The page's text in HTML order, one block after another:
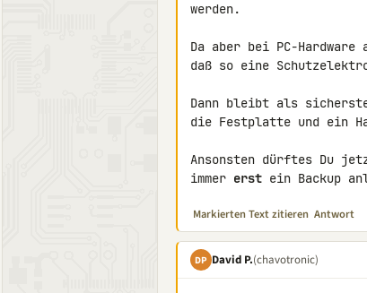
werden.
Da aber bei PC-
daß so eine
Dann bleibt als sicherste
die Festplatte und ein
Ansonsten dürftes Du
immer erst ein Backup
Markierten Text zitieren Antwort
DP David P.(chavotronic)